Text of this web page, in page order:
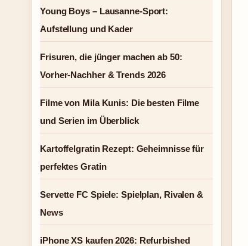
Young Boys – Lausanne-Sport:
Aufstellung und Kader
Frisuren, die jünger machen ab 50:
Vorher-Nachher & Trends 2026
Filme von Mila Kunis: Die besten Filme
und Serien im Überblick
Kartoffelgratin Rezept: Geheimnisse für
perfektes Gratin
Servette FC Spiele: Spielplan, Rivalen &
News
iPhone XS kaufen 2026: Refurbished